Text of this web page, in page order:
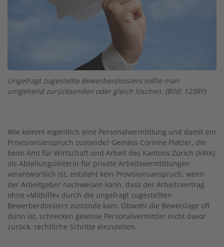
Ungefragt zugestellte Bewerberdossiers sollte man
umgehend zurücksenden oder gleich löschen. (Bild: 123RF)
Wie kommt eigentlich eine Personalvermittlung und damit ein
Provisionsanspruch zustande? Gemäss Corinne Platzer, die
beim Amt für Wirtschaft und Arbeit des Kantons Zürich (AWA)
als Abteilungsleiterin für private Arbeitsvermittlungen
verantwortlich ist, entsteht kein Provisionsanspruch, wenn
der Arbeitgeber nachweisen kann, dass der Arbeitsvertrag
ohne «Mithilfe» durch die ungefragt zugestellten
Bewerberdossiers zustande kam. Obwohl die Beweislage oft
dünn ist, schrecken gewisse Personalvermittler nicht davor
zurück, rechtliche Schritte einzuleiten.